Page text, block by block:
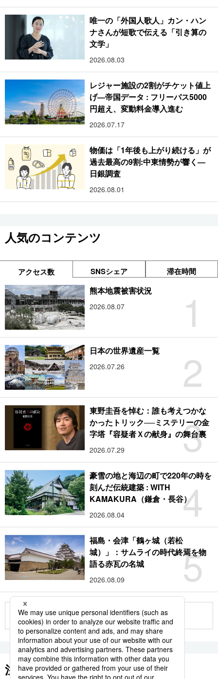
唯一の「外国人歌人」カン・ハン
ナさんが短歌で伝える「引き算の
文学」
2026.08.03
レジャー施設の2割がチケット値上
げ―帝国データ : フリーパス5000
円超え、変動料金導入進む
2026.07.17
物価は「1年後も上がり続ける」が
過去最高の9割:中東情勢が響く―
日銀調査
2026.08.01
人気のコンテンツ
アクセス数 SNSシェア 滞在時間
1
熊本地震被害状況
2026.08.07
2
日本の世界遺産一覧
2026.07.26
3
東野圭吾を悼む：誰も考えつかな
かったトリック──ミステリーの金
字塔『容疑者Ｘの献身』の舞台裏
2026.07.29
4
豪雪の地と海辺の町で220年の時を
刻んだ伝統建築 : WITH
KAMAKURA（鎌倉・長谷）
2026.08.04
5
福島・会津「鶴ヶ城（若松
城）」：サムライの時代終焉を物
語る赤瓦の名城
2026.08.09
もっと見る
注目のキーワード